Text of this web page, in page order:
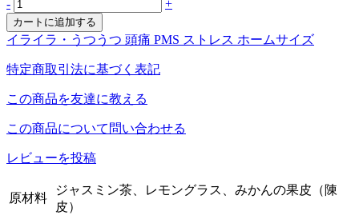
- +
イライラ・うつうつ 頭痛 PMS ストレス ホームサイズ
特定商取引法に基づく表記
この商品を友達に教える
この商品について問い合わせる
レビューを投稿
原材料
ジャスミン茶、レモングラス、みかんの果皮（陳
皮）